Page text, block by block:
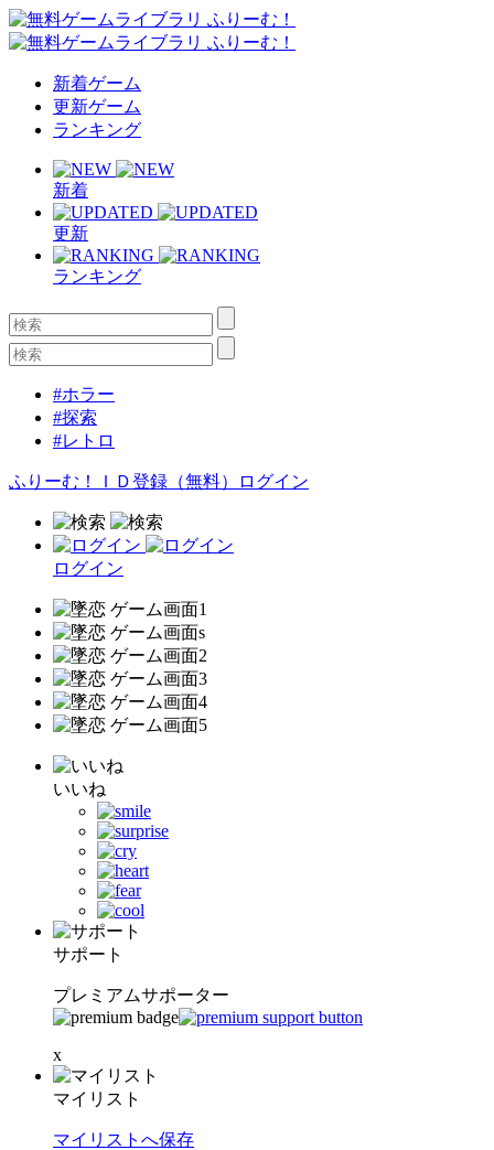
新着ゲーム
更新ゲーム
ランキング
新着
更新
ランキング
#ホラー
#探索
#レトロ
ふりーむ！ＩＤ登録（無料） ログイン
ログイン
いいね
サポート
プレミアムサポーター
x
マイリスト
マイリストへ保存